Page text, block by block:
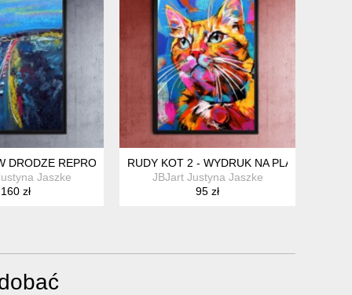
DRODZE REPRODUKCJA PASTELI SUCHYCH
Jaszke
160 zł
RUDY KOT 2 - WYDRUK NA PLAKACIE NA
JBJart Justyna Jaszke
95 zł